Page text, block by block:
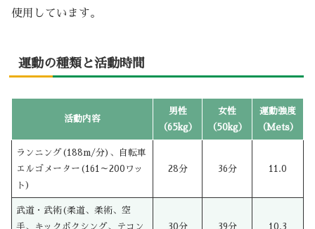
使用しています。
運動の種類と活動時間
活動内容
男性
（65kg）
女性
（50kg）
運動強度
（Mets）
ランニング(188m/分)、自転車
エルゴメーター(161～200ワッ
ト)
28分 36分 11.0
武道・武術(柔道、柔術、空
手、キックボクシング、テコン
30分 39分 10.3